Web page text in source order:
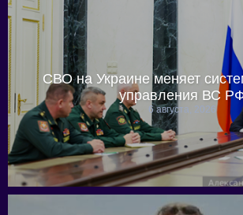
СВО на Украине меняет
управления ВС
6 августа, 2026